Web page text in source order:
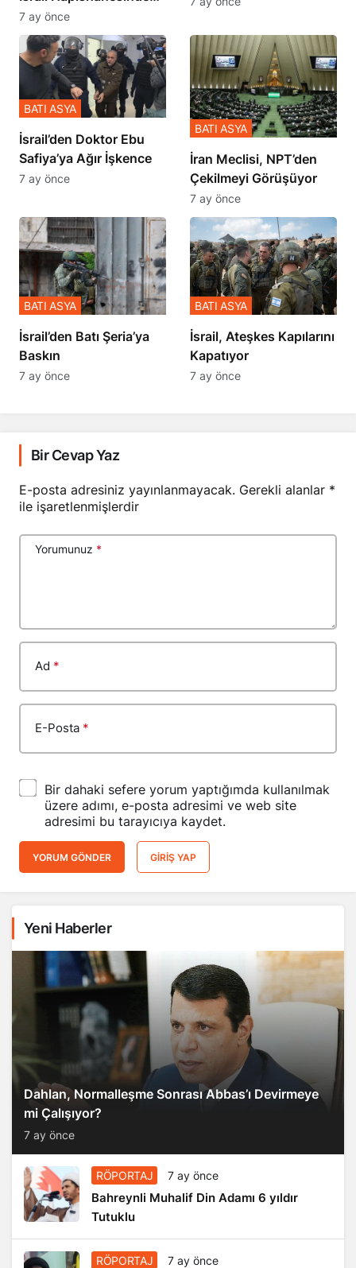
Zulmü Anlattı
7 ay önce
İsrail’den Doktor Ebu
Safiya’ya Ağır İşkence
BATI ASYA
7 ay önce
İran Meclisi, NPT’den
Çekilmeyi Görüşüyor
BATI ASYA
7 ay önce
​​​​​​​İsrail’den Batı Şeria’ya
Baskın
BATI ASYA
7 ay önce
İsrail, Ateşkes Kapılarını
Kapatıyor
BATI ASYA
7 ay önce
Bir Cevap Yaz
E-posta adresiniz yayınlanmayacak. Gerekli alanlar *
ile işaretlenmişlerdir
Yorumunuz *
Ad *
E-Posta *
Bir dahaki sefere yorum yaptığımda kullanılmak
üzere adımı, e-posta adresimi ve web site
adresimi bu tarayıcıya kaydet.
YORUM GÖNDER GIRIŞ YAP
Yeni Haberler
Dahlan, Normalleşme Sonrası Abbas’ı Devirmeye
mi Çalışıyor?
7 ay önce
RÖPORTAJ 7 ay önce
Bahreynli Muhalif Din Adamı 6 yıldır
Tutuklu
RÖPORTAJ 7 ay önce